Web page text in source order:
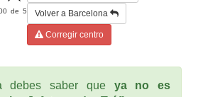
de5
Volver a Barcelona
Corregir centro
debes saber que ya no es